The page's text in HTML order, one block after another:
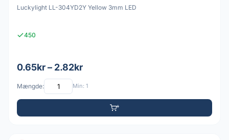
Luckylight LL-304YD2Y Yellow 3mm LED
450
0.65kr – 2.82kr
Mængde: Min: 1